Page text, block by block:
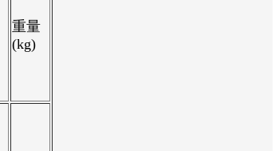
重量
(kg)